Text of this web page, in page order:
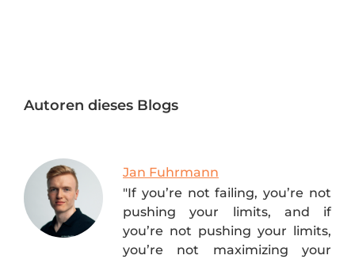
Autoren dieses Blogs
Jan Fuhrmann
"If you’re not failing, you’re not
pushing your limits, and if
you’re not pushing your limits,
you’re not maximizing your